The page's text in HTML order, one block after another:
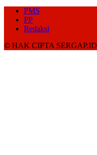
PMS
PP
Redaksi
© HAK CIPTA SERGAP.ID